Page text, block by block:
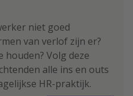
niet goed
van verlof zijn er?
Volg deze
alle ins en outs
HR-praktijk.